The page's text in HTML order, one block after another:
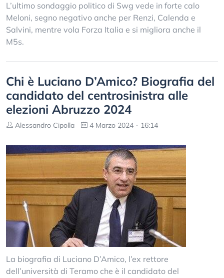
L’ultimo sondaggio politico di Swg vede in forte calo
Meloni, segno negativo anche per Renzi, Calenda e
Salvini, mentre vola Forza Italia e si migliora anche il
M5s.
Chi è Luciano D’Amico? Biografia del
candidato del centrosinistra alle
elezioni Abruzzo 2024
Alessandro Cipolla 4 Marzo 2024 - 16:14
La biografia di Luciano D’Amico, l’ex rettore
dell’università di Teramo che è il candidato del